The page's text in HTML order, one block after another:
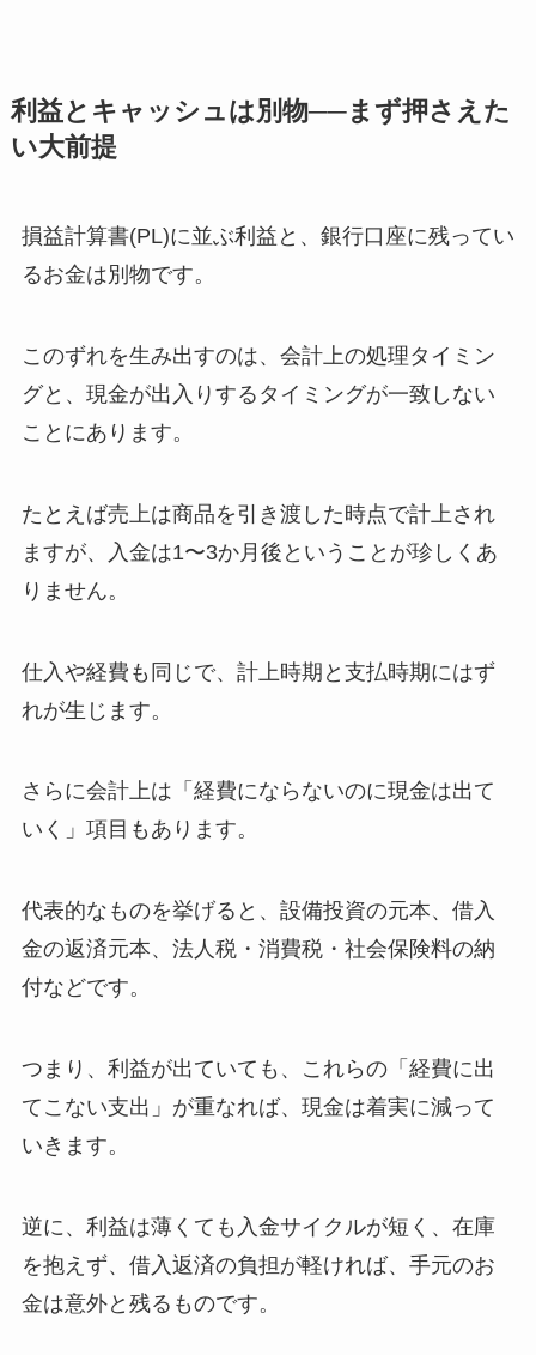
利益とキャッシュは別物──まず押さえた
い大前提
損益計算書(PL)に並ぶ利益と、銀行口座に残ってい
るお金は別物です。
このずれを生み出すのは、会計上の処理タイミン
グと、現金が出入りするタイミングが一致しない
ことにあります。
たとえば売上は商品を引き渡した時点で計上され
ますが、入金は1〜3か月後ということが珍しくあ
りません。
仕入や経費も同じで、計上時期と支払時期にはず
れが生じます。
さらに会計上は「経費にならないのに現金は出て
いく」項目もあります。
代表的なものを挙げると、設備投資の元本、借入
金の返済元本、法人税・消費税・社会保険料の納
付などです。
つまり、利益が出ていても、これらの「経費に出
てこない支出」が重なれば、現金は着実に減って
いきます。
逆に、利益は薄くても入金サイクルが短く、在庫
を抱えず、借入返済の負担が軽ければ、手元のお
金は意外と残るものです。